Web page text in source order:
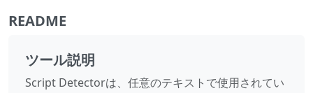
README
ツール説明
Script Detectorは、任意のテキストで使用されてい